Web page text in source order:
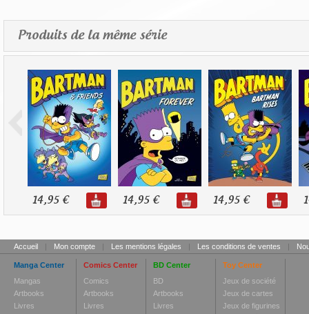
Produits de la même série
14,95 € 14,95 € 14,95 €
Accueil | Mon compte | Les mentions légales | Les conditions de ventes |
Manga Center
Mangas
Artbooks
Livres
Comics Center
Comics
Artbooks
Livres
BD Center
BD
Artbooks
Livres
Toy Center
Jeux de société
Jeux de cartes
Jeux de figurines